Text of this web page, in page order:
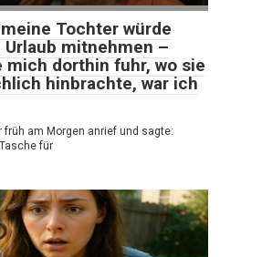
Tochter würde
mitnehmen –
mich dorthin fuhr, wo sie
hinbrachte, war ich
früh am Morgen anrief und sagte:
für